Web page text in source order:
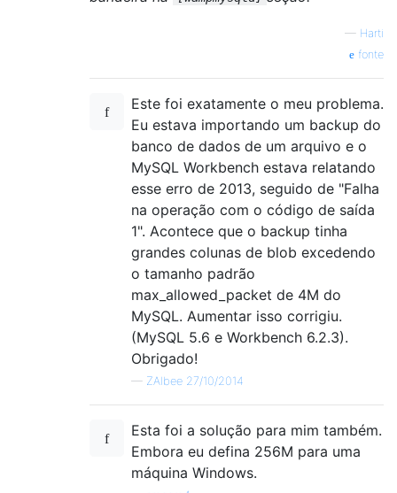
— Harti
fonte
Este foi exatamente o meu problema.
Eu estava importando um backup do
banco de dados de um arquivo e o
MySQL Workbench estava relatando
esse erro de 2013, seguido de "Falha
na operação com o código de saída
1". Acontece que o backup tinha
grandes colunas de blob excedendo
o tamanho padrão
max_allowed_packet de 4M do
MySQL. Aumentar isso corrigiu.
(MySQL 5.6 e Workbench 6.2.3).
Obrigado!
— ZAlbee 27/10/2014
Esta foi a solução para mim também.
Embora eu defina 256M para uma
máquina Windows.